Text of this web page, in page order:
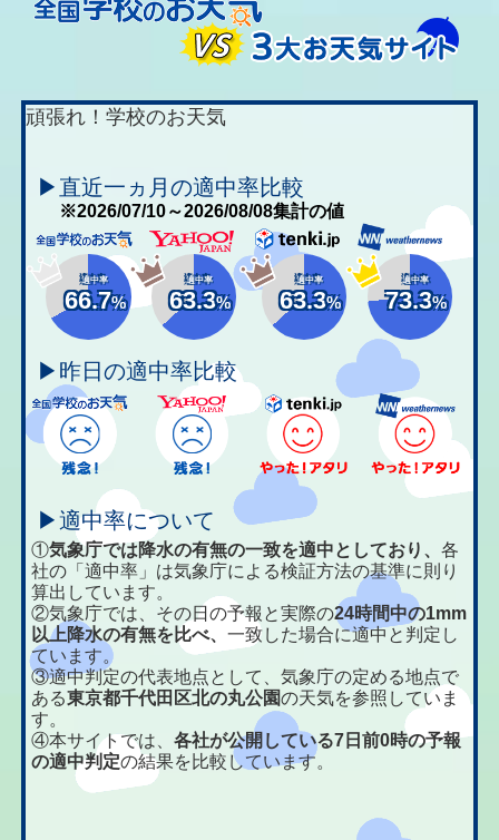
頑張れ！学校のお天気
▶直近一ヵ月の適中率比較
※2026/07/10～2026/08/08集計の値
適中率
66.7%
適中率
63.3%
適中率
63.3%
適中率
73.3%
▶昨日の適中率比較
▶適中率について
①気象庁では降水の有無の一致を適中としており、各
社の「適中率」は気象庁による検証方法の基準に則り
算出しています。
②気象庁では、その日の予報と実際の24時間中の1mm
以上降水の有無を比べ、一致した場合に適中と判定し
ています。
③適中判定の代表地点として、気象庁の定める地点で
ある東京都千代田区北の丸公園の天気を参照していま
す。
④本サイトでは、各社が公開している7日前0時の予報
の適中判定の結果を比較しています。